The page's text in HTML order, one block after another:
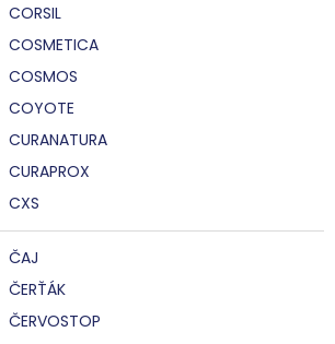
CORSIL
COSMETICA
COSMOS
COYOTE
CURANATURA
CURAPROX
CXS
ČAJ
ČERŤÁK
ČERVOSTOP